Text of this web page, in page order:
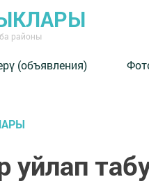
районы
(объявления)
уйлап